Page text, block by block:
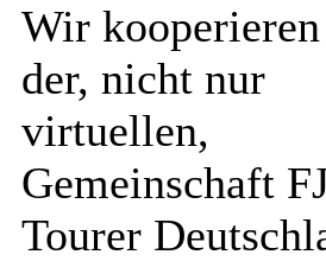
Wir
der, nicht nur
virtuellen,
Gemeinschaft
Tourer